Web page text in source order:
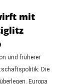
mit
und früherer
Die
Europa